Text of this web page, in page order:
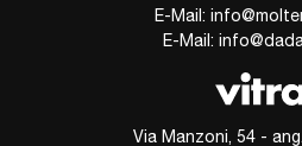
E-Mail:
E-Mail:
Via Manzoni, 54 -